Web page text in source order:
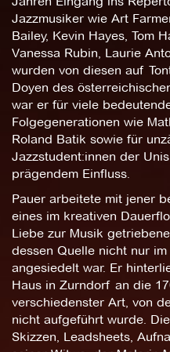
Jazzmusiker wie Art
Bailey, Kevin Hayes, Tom
Vanessa Rubin, Laurie
wurden von diesen auf
Doyen des
war er für viele
Folgegenerationen wie
Roland Batik sowie für
Jazzstudent:innen der
prägendem Einfluss.
Pauer arbeitete mit jener
eines im kreativen
Liebe zur Musik
dessen Quelle nicht nur
angesiedelt war. Er
Haus in Zurndorf an die
verschiedenster Art, von
nicht aufgeführt wurde.
Skizzen, Leadsheets,